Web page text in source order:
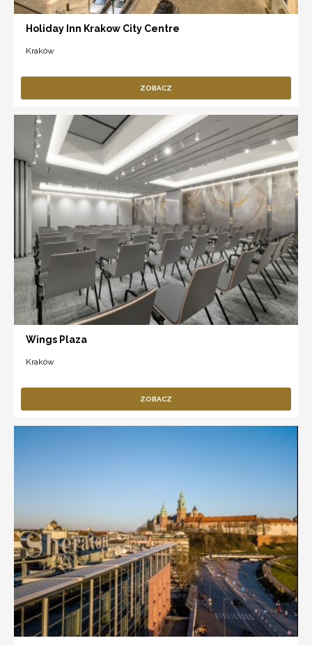
Holiday Inn Krakow City Centre
Kraków
ZOBACZ
Wings Plaza
Kraków
ZOBACZ